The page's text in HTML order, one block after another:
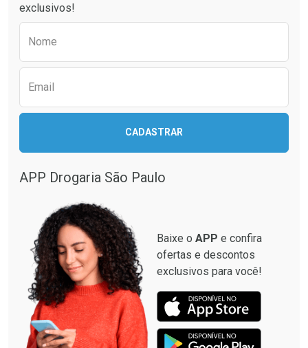
exclusivos!
Nome
Email
CADASTRAR
APP Drogaria São Paulo
Baixe o APP e confira
ofertas e descontos
exclusivos para você!